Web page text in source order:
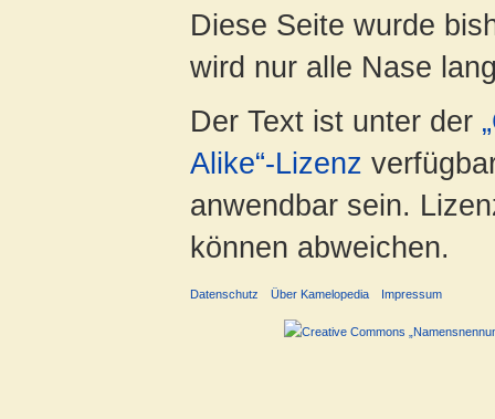
Diese Seite wurde
wird nur alle Nase
Der Text ist unter der
Alike“-Lizenz
anwendbar sein.
können abweichen.
Datenschutz Über Kamelopedia Impressum